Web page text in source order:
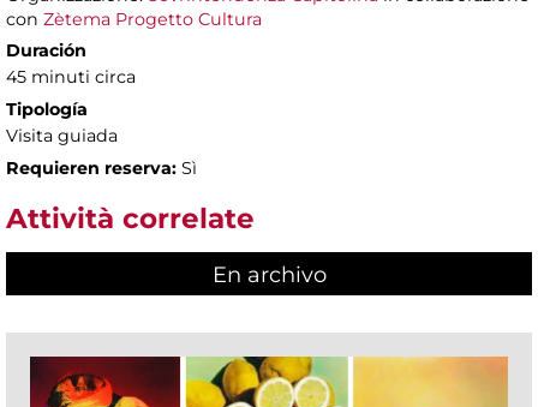
con Zètema Progetto Cultura
Duración
45 minuti circa
Tipología
Visita guiada
Requieren reserva: Sì
Attività correlate
En archivo